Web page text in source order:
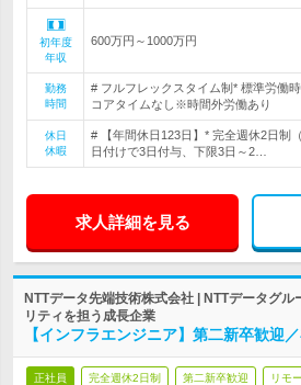
初年度
年収
600万円～1000万円
勤務
時間
# フルフレックスタイム制* 標準労働
コアタイムなし※時間外労働あり
休日
休暇
# 【年間休日123日】* 完全週休2日制
日付けで3日付与、下限3日～2…
求人詳細を見る
NTTデータ先端技術株式会社 | NTTデータグ
リティを担う成長企業
【インフラエンジニア】第二新卒歓迎
正社員 完全週休2日制 第二新卒歓迎 リモ